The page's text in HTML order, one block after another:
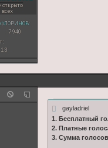
открыто
ФЛОРИНОВ:
7 940
gayladriel
1. Бесплатный
2. Платные
3. Сумма